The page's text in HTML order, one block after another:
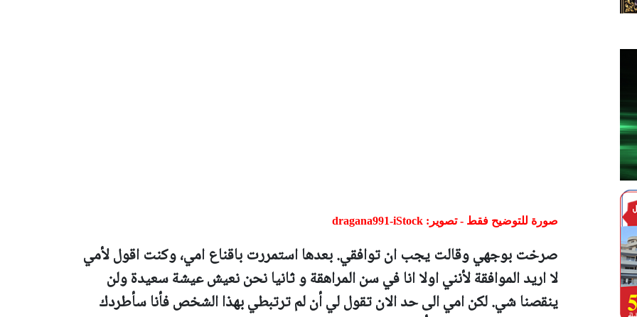
صورة للتوضيح فقط - تصوير: dragana991-iStock
صرخت بوجهي وقالت يجب ان توافقي. بعدها استمررت باقناع امي، وكنت اقول لأمي
لا اريد الموافقة لأنني اولا انا في سن المراهقة و ثانيا نحن نعيش عيشة سعيدة ولن
ينقصنا شي. لكن امي الى حد الان تقول لي أن لم ترتبطي بهذا الشخص فأنا سأطردك